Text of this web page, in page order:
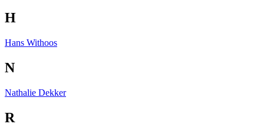
H
Hans Withoos
N
Nathalie Dekker
R